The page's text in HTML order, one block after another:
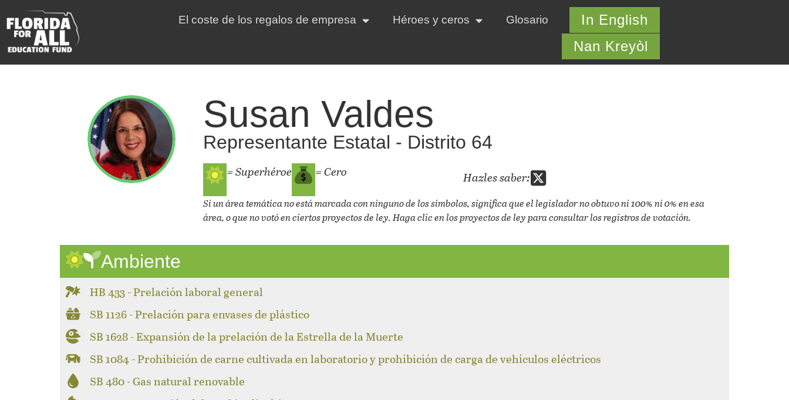
El coste de los regalos de empresa Héroes y ceros Glosario
In English
Nan Kreyòl
Susan Valdes
Representante Estatal - Distrito 64
= Superhéroe = Cero Hazles saber:
Si un área temática no está marcada con ninguno de los símbolos, significa que el legislador no obtuvo ni 100% ni 0% en esa
área, o que no votó en ciertos proyectos de ley. Haga clic en los proyectos de ley para consultar los registros de votación.
Ambiente
HB 433 - Prelación laboral general
SB 1126 - Prelación para envases de plástico
SB 1628 - Expansión de la prelación de la Estrella de la Muerte
SB 1084 - Prohibición de carne cultivada en laboratorio y prohibición de carga de vehículos eléctricos
SB 480 - Gas natural renovable